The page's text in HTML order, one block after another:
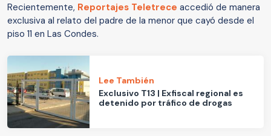
Recientemente, Reportajes Teletrece accedió de manera
exclusiva al relato del padre de la menor que cayó desde el
piso 11 en Las Condes.
Lee También
Exclusivo T13 | Exfiscal regional es
detenido por tráfico de drogas